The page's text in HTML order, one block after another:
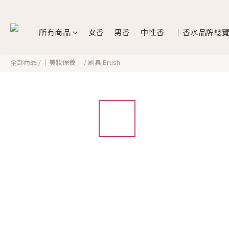
所有商品 女香 男香 中性香 ｜香水品牌總
全部商品 / ｜美妝保養｜ / 刷具 Brush